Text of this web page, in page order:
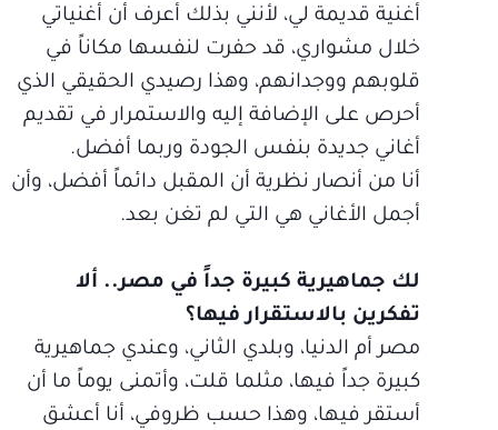
أغنية قديمة لي، لأنني بذلك أعرف أن أغنياتي
خلال مشواري، قد حفرت لنفسها مكاناً في
قلوبهم ووجدانهم، وهذا رصيدي الحقيقي الذي
أحرص على الإضافة إليه والاستمرار في تقديم
أغاني جديدة بنفس الجودة وربما أفضل.
أنا من أنصار نظرية أن المقبل دائماً أفضل، وأن
أجمل الأغاني هي التي لم تغن بعد.
لك جماهيرية كبيرة جداً في مصر.. ألا
تفكرين بالاستقرار فيها؟
مصر أم الدنيا، وبلدي الثاني، وعندي جماهيرية
كبيرة جداً فيها، مثلما قلت، وأتمنى يوماً ما أن
أستقر فيها، وهذا حسب ظروفي، أنا أعشق